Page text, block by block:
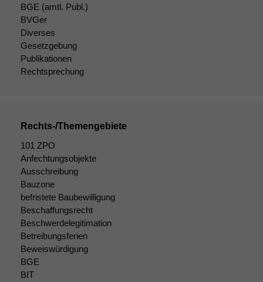
BGE (amtl. Publ.)
BVGer
Diverses
Gesetzgebung
Publikationen
Rechtsprechung
Rechts-/Themengebiete
101 ZPO
Anfechtungsobjekte
Ausschreibung
Bauzone
befristete Baubewilligung
Beschaffungsrecht
Beschwerdelegitimation
Betreibungsferien
Beweiswürdigung
BGE
BIT